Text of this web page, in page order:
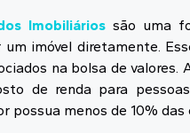
Imobiliáriossão uma
um imóvel diretamente.
na bolsa de
de renda para
possua menos de 10%